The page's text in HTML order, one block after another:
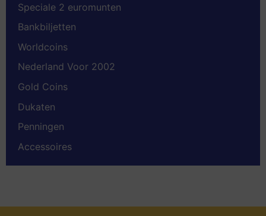
Speciale 2 euromunten
Bankbiljetten
Worldcoins
Nederland Voor 2002
Gold Coins
Dukaten
Penningen
Accessoires